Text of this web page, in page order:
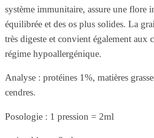
système immunitaire, assure une flore
équilibrée et des os plus solides. La
très digeste et convient également aux
régime hypoallergénique.
Analyse : protéines 1%, matières
cendres.
Posologie : 1 pression = 2ml